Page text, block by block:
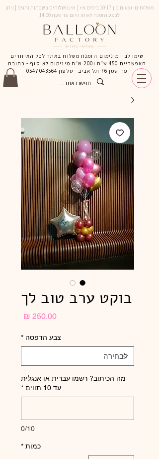
משלוחים יוצאים בין 10-17 בימים א-ו | אין משלוחים בשבתות וחגים | ניתן
לבצע הזמנה לאותו היום עד שעה 14:00
שימו לב ! מינימום הזמנת משלוח באתר לכל האיזורים
האפשריים 450 ש״ח ו200 ש״ח מינימום לאיסוף - כתובת
פרישמן 76 תל אביב - טלפון
0547043564
בוקט ערב טוב לך
צבע הדפסה *
מה הכיתוב? רשמו עברית או אנגלית
עד 10 תווים
*
0/10
כמות *